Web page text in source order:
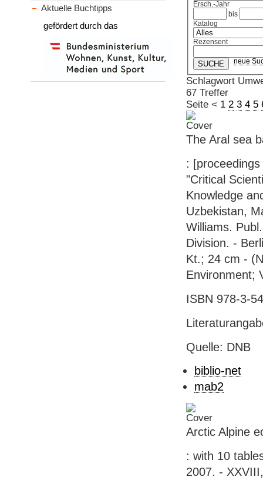
Ersch.-Jahr
bis
Katalog
Rezensent
neue
Schlagwort
67 Treffer
Seite < 1 2 3 4 5
The Aral sea
:
"Critical
Knowledge
Uzbekistan,
Williams.
Division. -
Kt.; 24 cm -
Environment;
ISBN 978-3-
Quelle: DNB
biblio-net
mab2
Arctic Alpine
: with 10
2007. -
Aktuelle Buchtipps
gefördert durch das